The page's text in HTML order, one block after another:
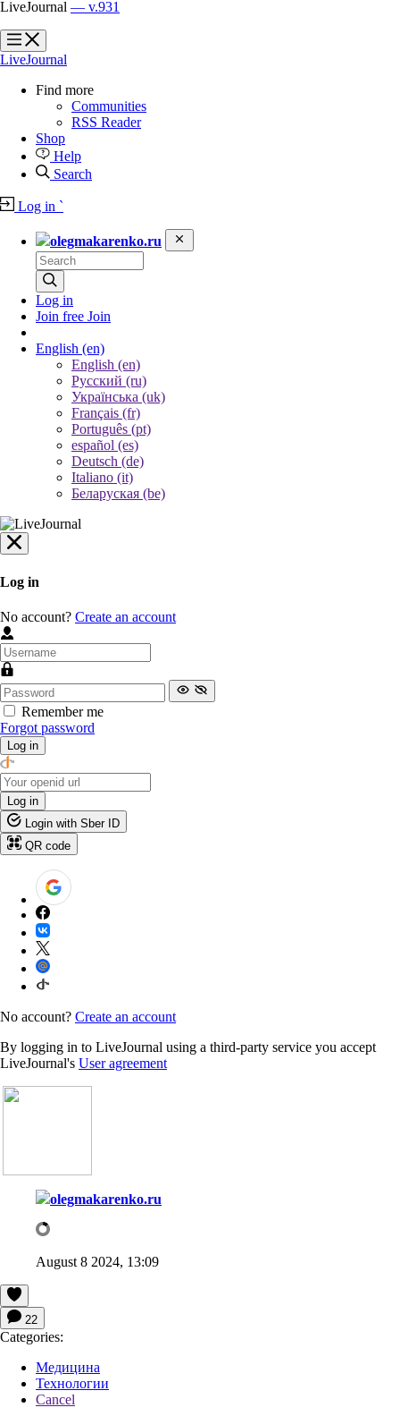
LiveJournal — v.931
?
?
LiveJournal
Find more
Communities
RSS Reader
Shop
Help
Search
Log in `
olegmakarenko.ru
Log in
Join free Join
English (en)
English (en)
Русский (ru)
Українська (uk)
Français (fr)
Português (pt)
español (es)
Deutsch (de)
Italiano (it)
Беларуская (be)
Log in
No account? Create an account
Remember me
Forgot password
Log in
Log in
Login with Sber ID
QR code
No account? Create an account
By logging in to LiveJournal using a third-party service you accept
LiveJournal's User agreement
olegmakarenko.ru
August 8 2024, 13:09
22
Categories:
Медицина
Технологии
Cancel